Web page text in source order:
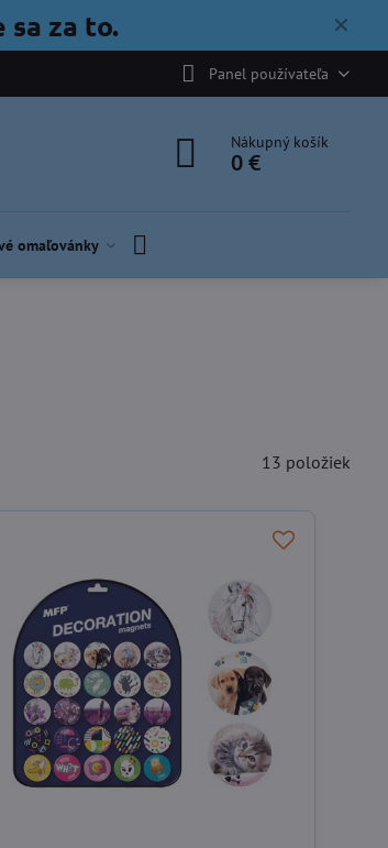
✕
za to.
Panel používateľa
Nákupný košík
0 €
omaľovánky
13 položiek